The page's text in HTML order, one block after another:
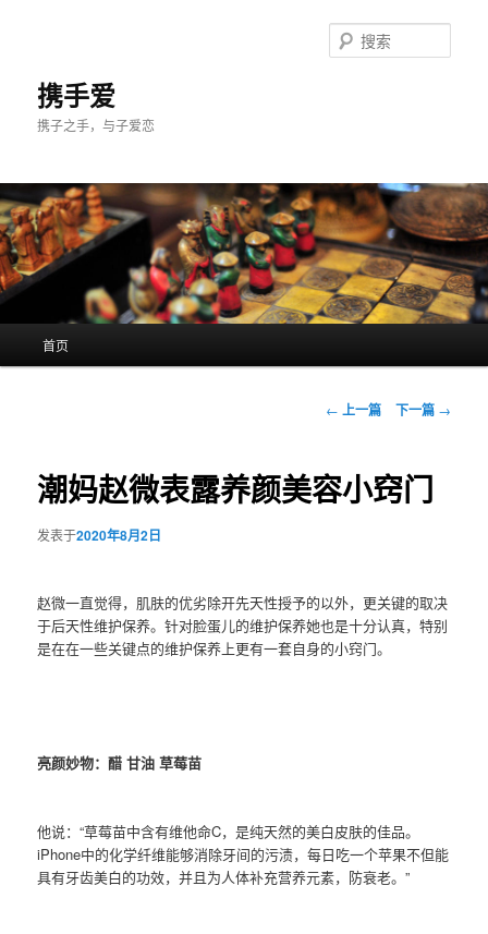
携手爱
携子之手，与子爱恋
索
首页
文
航
← 上一篇 下一篇 →
潮妈赵微表露养颜美容小窍门
发表于2020年8月2日
赵微一直觉得，肌肤的优劣除开先天性授予的以外，更关键的取决
于后天性维护保养。针对脸蛋儿的维护保养她也是十分认真，特别
是在在一些关键点的维护保养上更有一套自身的小窍门。
亮颜妙物：醋 甘油 草莓苗
他说：“草莓苗中含有维他命C，是纯天然的美白皮肤的佳品。
iPhone中的化学纤维能够消除牙间的污渍，每日吃一个苹果不但能
具有牙齿美白的功效，并且为人体补充营养元素，防衰老。”